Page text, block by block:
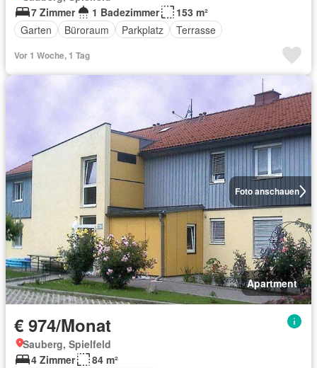
7 Zimmer
1 Badezimmer
153 m²
Garten
Büroraum Parkplatz Terrasse
Vor 1 Woche, 1 Tag
Foto anschauen
Apartment
€ 974/Monat
Sauberg, Spielfeld
4 Zimmer
84 m²